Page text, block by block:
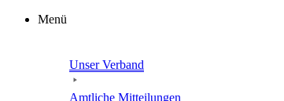
Zum
Menü
Unser Verband
Amtli­che Mitteilungen